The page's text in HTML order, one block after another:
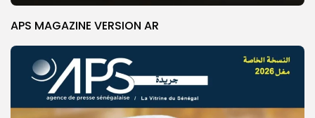
APS MAGAZINE VERSION AR